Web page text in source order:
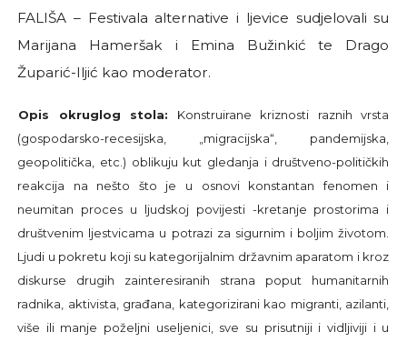
FALIŠA – Festivala alternative i ljevice sudjelovali su
Marijana Hameršak i Emina Bužinkić te Drago
Župarić-Iljić kao moderator.
Opis okruglog stola:
Konstruirane kriznosti raznih vrsta
(gospodarsko-recesijska, „migracijska“, pandemijska,
geopolitička, etc.) oblikuju kut gledanja i društveno-političkih
reakcija na nešto što je u osnovi konstantan fenomen i
neumitan proces u ljudskoj povijesti -kretanje prostorima i
društvenim ljestvicama u potrazi za sigurnim i boljim životom.
Ljudi u pokretu koji su kategorijalnim državnim aparatom i kroz
diskurse drugih zainteresiranih strana poput humanitarnih
radnika, aktivista, građana, kategorizirani kao migranti, azilanti,
više ili manje poželjni useljenici, sve su prisutniji i vidljiviji i u